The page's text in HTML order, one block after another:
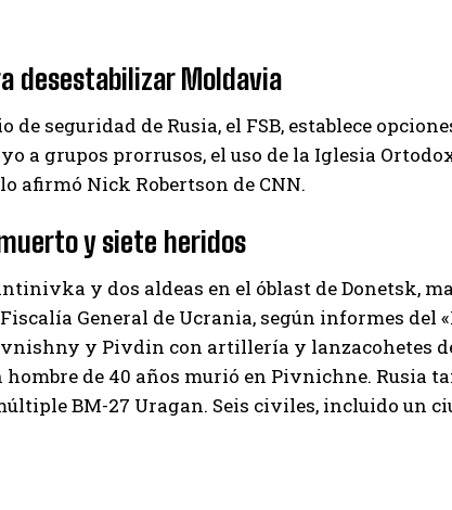
desestabilizar Moldavia
seguridad de Rusia, el FSB, establece
a grupos prorrusos, el uso de la Iglesia
afirmó Nick Robertson de CNN.
y siete heridos
y dos aldeas en el óblast de Donetsk,
General de Ucrania, según informes del
y Pivdin con artillería y lanzacohetes
de 40 años murió en Pivnichne. Rusia
BM-27 Uragan. Seis civiles, incluido un